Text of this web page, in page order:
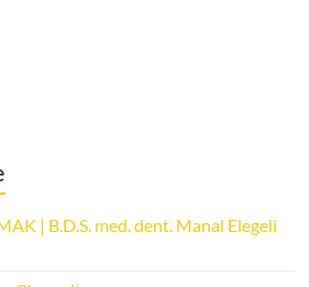
| B.D.S. med. dent. Manal Elegeli